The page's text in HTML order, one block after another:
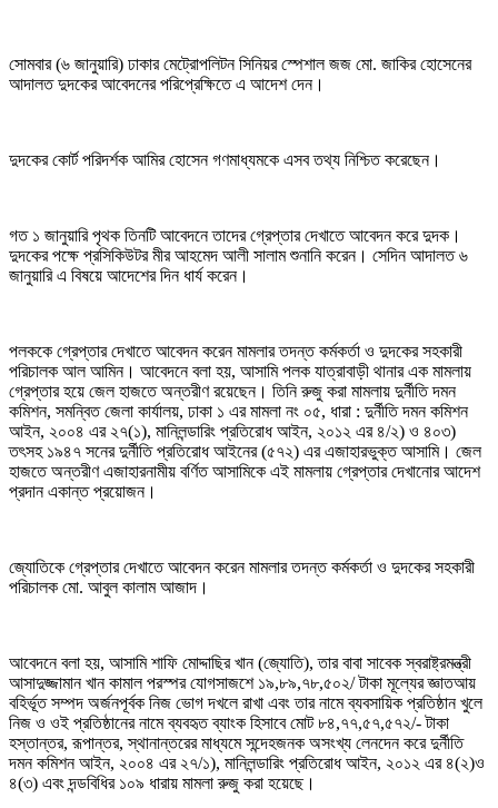
সোমবার (৬ জানুয়ারি) ঢাকার মেট্রোপলিটন সিনিয়র স্পেশাল জজ মো. জাকির হোসেনের
আদালত দুদকের আবেদনের পরিপ্রেক্ষিতে এ আদেশ দেন।
দুদকের কোর্ট পরিদর্শক আমির হোসেন গণমাধ্যমকে এসব তথ্য নিশ্চিত করেছেন।
গত ১ জানুয়ারি পৃথক তিনটি আবেদনে তাদের গ্রেপ্তার দেখাতে আবেদন করে দুদক।
দুদকের পক্ষে প্রসিকিউটর মীর আহমেদ আলী সালাম শুনানি করেন। সেদিন আদালত ৬
জানুয়ারি এ বিষয়ে আদেশের দিন ধার্য করেন।
পলককে গ্রেপ্তার দেখাতে আবেদন করেন মামলার তদন্ত কর্মকর্তা ও দুদকের সহকারী
পরিচালক আল আমিন। আবেদনে বলা হয়, আসামি পলক যাত্রাবাড়ী থানার এক মামলায়
গ্রেপ্তার হয়ে জেল হাজতে অন্তরীণ রয়েছেন। তিনি রুজু করা মামলায় দুর্নীতি দমন
কমিশন, সমন্বিত জেলা কার্যালয়, ঢাকা ১ এর মামলা নং ০৫, ধারা : দুর্নীতি দমন কমিশন
আইন, ২০০৪ এর ২৭(১), মানিলন্ডারিং প্রতিরোধ আইন, ২০১২ এর ৪/২) ও ৪০৩)
তৎসহ ১৯৪৭ সনের দুর্নীতি প্রতিরোধ আইনের (৫৭২) এর এজাহারভুক্ত আসামি। জেল
হাজতে অন্তরীণ এজাহারনামীয় বর্ণিত আসামিকে এই মামলায় গ্রেপ্তার দেখানোর আদেশ
প্রদান একান্ত প্রয়োজন।
জ্যোতিকে গ্রেপ্তার দেখাতে আবেদন করেন মামলার তদন্ত কর্মকর্তা ও দুদকের সহকারী
পরিচালক মো. আবুল কালাম আজাদ।
আবেদনে বলা হয়, আসামি শাফি মোদ্দাছির খান (জ্যোতি), তার বাবা সাবেক স্বরাষ্ট্রমন্ত্রী
আসাদুজ্জামান খান কামাল পরস্পর যোগসাজশে ১৯,৮৯,৭৮,৫০২/ টাকা মূল্যের জ্ঞাতআয়
বহির্ভূত সম্পদ অর্জনপূর্বক নিজ ভোগ দখলে রাখা এবং তার নামে ব্যবসায়িক প্রতিষ্ঠান খুলে
নিজ ও ওই প্রতিষ্ঠানের নামে ব্যবহৃত ব্যাংক হিসাবে মোট ৮৪,৭৭,৫৭,৫৭২/- টাকা
হস্তান্তর, রূপান্তর, স্থানান্তরের মাধ্যমে সন্দেহজনক অসংখ্য লেনদেন করে দুর্নীতি
দমন কমিশন আইন, ২০০৪ এর ২৭/১), মানিলন্ডারিং প্রতিরোধ আইন, ২০১২ এর ৪(২)ও
৪(৩) এবং দন্ডবিধির ১০৯ ধারায় মামলা রুজু করা হয়েছে।